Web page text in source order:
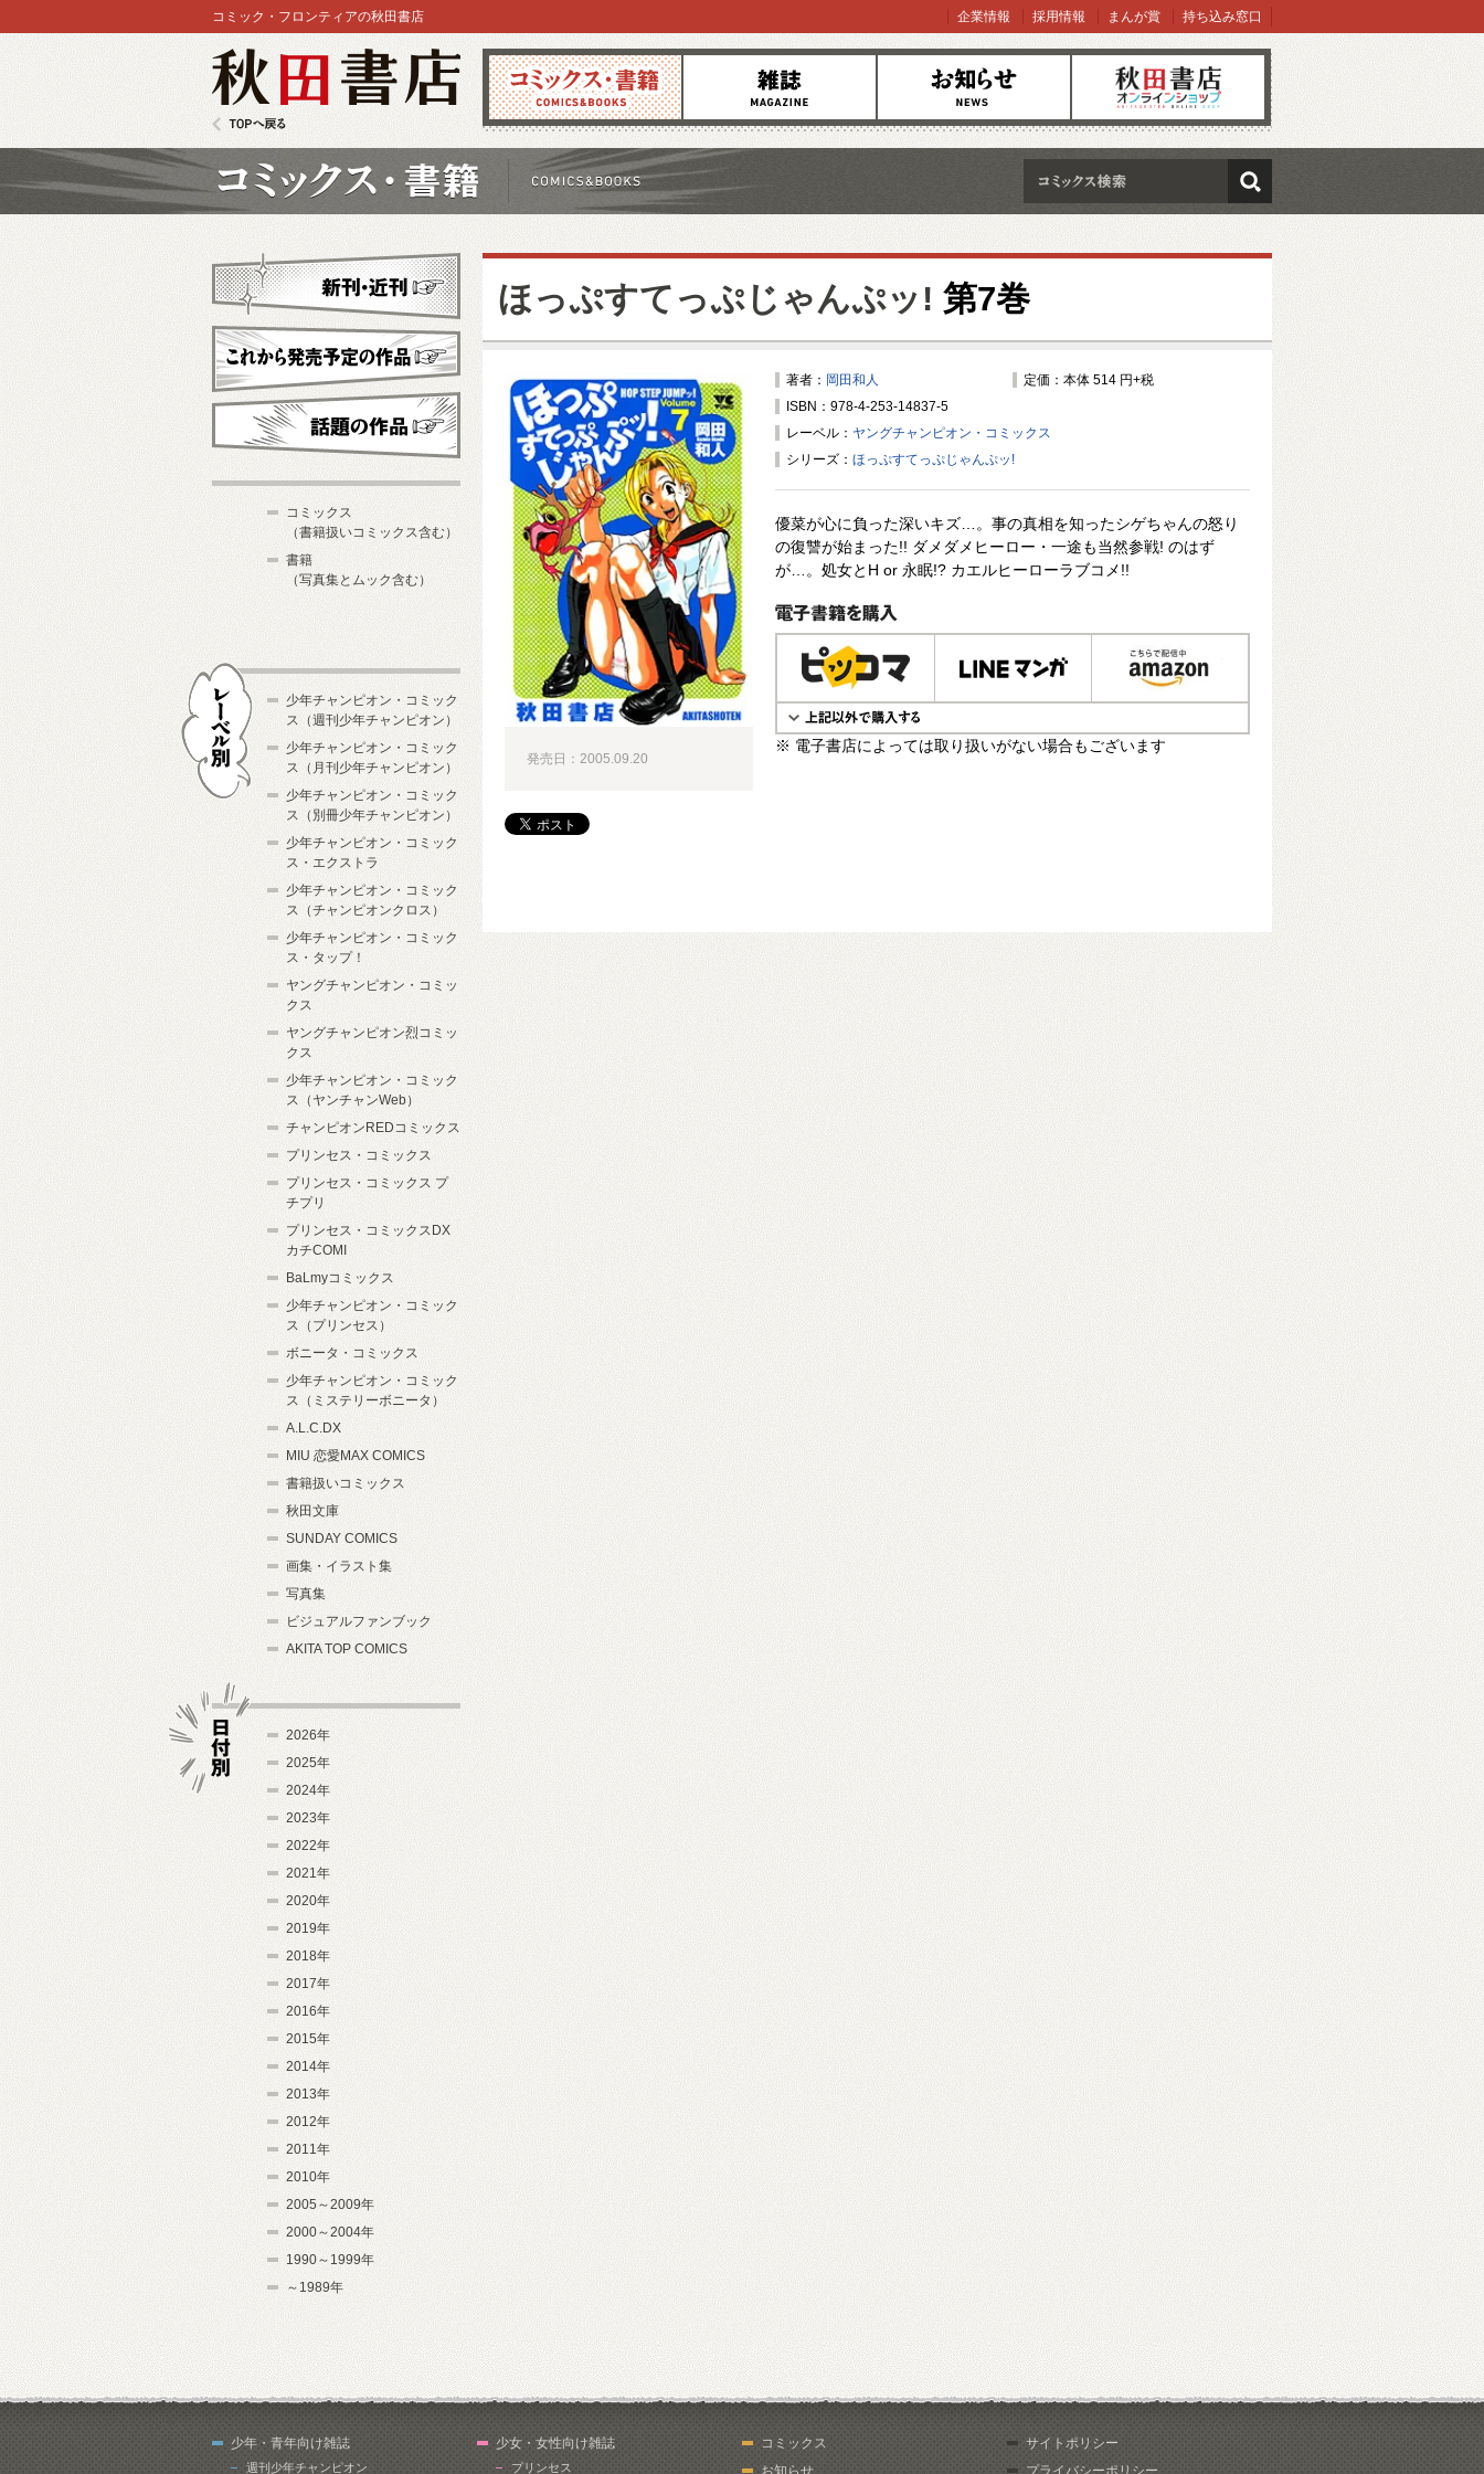
コミックス 雑誌 お知らせ オンラインショップ
コミック・フロンティアの秋田書店 企業情報 採用情報 まんが賞 持ち込み窓口
検索
ほっぷすてっぷじゃんぷッ! 第7巻
著者： 岡田和人
定価：本体 514 円+税
ISBN：978-4-253-14837-5
レーベル： ヤングチャンピオン・コミックス
シリーズ： ほっぷすてっぷじゃんぷッ!
優菜が心に負った深いキズ…。事の真相を知ったシゲちゃんの怒り
の復讐が始まった!! ダメダメヒーロー・一途も当然参戦! のはず
が…。処女とH or 永眠!? カエルヒーローラブコメ!!
電子書籍で購入
※ 電子書店によっては取り扱いがない場合もございます
発売日：2005.09.20
新刊・近刊
これから発売予定
コミックス
（書籍扱いコミックス含む）
書籍
（写真集とムック含む）
少年チャンピオン・コミック
ス（週刊少年チャンピオン）
少年チャンピオン・コミック
ス（月刊少年チャンピオン）
少年チャンピオン・コミック
ス（別冊少年チャンピオン）
少年チャンピオン・コミック
ス・エクストラ
少年チャンピオン・コミック
ス（チャンピオンクロス）
少年チャンピオン・コミック
ス・タップ！
ヤングチャンピオン・コミッ
クス
ヤングチャンピオン烈コミッ
クス
少年チャンピオン・コミック
ス（ヤンチャンWeb）
チャンピオンREDコミックス
プリンセス・コミックス
プリンセス・コミックス プ
チプリ
プリンセス・コミックスDX
カチCOMI
BaLmyコミックス
少年チャンピオン・コミック
ス（プリンセス）
ボニータ・コミックス
少年チャンピオン・コミック
ス（ミステリーボニータ）
A.L.C.DX
MIU 恋愛MAX COMICS
書籍扱いコミックス
秋田文庫
SUNDAY COMICS
画集・イラスト集
写真集
ビジュアルファンブック
AKITA TOP COMICS
2026年
2025年
2024年
2023年
2022年
2021年
2020年
2019年
2018年
2017年
2016年
2015年
2014年
2013年
2012年
2011年
2010年
2005～2009年
2000～2004年
1990～1999年
～1989年
少年・青年向け雑誌
週刊少年チャンピオン
少女・女性向け雑誌
プリンセス
コミックス
お知らせ
サイトポリシー
プライバシーポリシー